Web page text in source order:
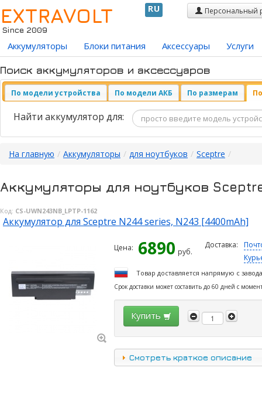
EXTRAVOLT
Since 2009
RU Персональный
Аккумуляторы Блоки питания Аксессуары Услуги
Поиск аккумуляторов и аксессуаров
По модели устройства По модели АКБ По размерам
Найти аккумулятор для:
На главную / Аккумуляторы / для ноутбуков / Sceptre /
Аккумуляторы для ноутбуков
Код: CS-UWN243NB_LPTP-1162
Аккумулятор для Sceptre N244 series, N243 [4400mAh]
Цена: 6890 руб.
Доставка:
Товар доставляется напрямую с
Срок доставки может составить до 60 дней с
Купить
Смотреть краткое описание